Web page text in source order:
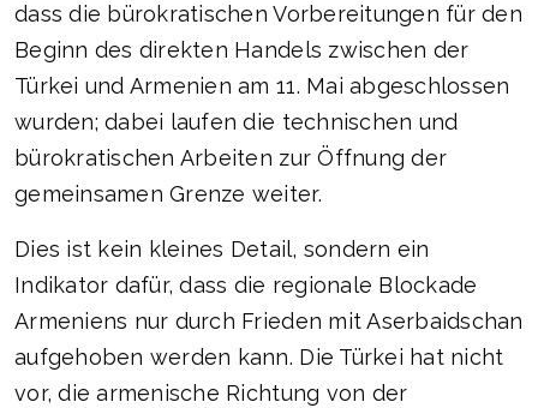
dass die bürokratischen Vorbereitungen für den
Beginn des direkten Handels zwischen der
Türkei und Armenien am 11. Mai abgeschlossen
wurden; dabei laufen die technischen und
bürokratischen Arbeiten zur Öffnung der
gemeinsamen Grenze weiter.
Dies ist kein kleines Detail, sondern ein
Indikator dafür, dass die regionale Blockade
Armeniens nur durch Frieden mit Aserbaidschan
aufgehoben werden kann. Die Türkei hat nicht
vor, die armenische Richtung von der